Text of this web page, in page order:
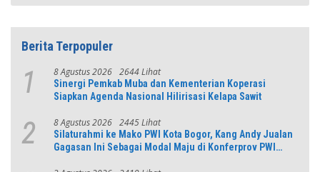
Berita Terpopuler
1 8 Agustus 2026 2644 Lihat
Sinergi Pemkab Muba dan Kementerian Koperasi
Siapkan Agenda Nasional Hilirisasi Kelapa Sawit
2 8 Agustus 2026 2445 Lihat
Silaturahmi ke Mako PWI Kota Bogor, Kang Andy Jualan
Gagasan Ini Sebagai Modal Maju di Konferprov PWI